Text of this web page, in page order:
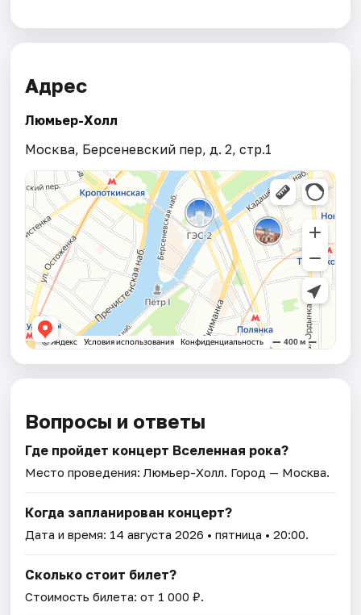
Адрес
Люмьер-Холл
Москва, Берсеневский пер, д. 2, стр.1
Вопросы и ответы
Где пройдет концерт Вселенная рока?
Место проведения:Люмьер-Холл. Город — Москва.
Когда запланирован концерт?
Дата и время: 14 августа 2026 • пятница • 20:00.
Сколько стоит билет?
Стоимость билета: от 1 000 ₽.